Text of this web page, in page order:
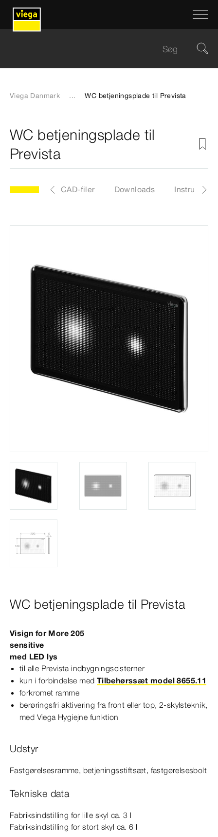
Viega Danmark ... WC betjeningsplade til Prevista
WC betjeningsplade til
Prevista
Artikler CAD-filer Downloads
WC betjeningsplade til Prevista
Visign for More 205
sensitive
med LED lys
til alle Prevista indbygnings­cisterner
kun i forbindelse med Tilbehørssæt model 8655.11
forkromet ramme
berøringsfri aktivering fra front eller top, 2-skylsteknik,
med Viega Hygiejne funktion
Udstyr
Fastgørelsesramme, betjeningsstiftsæt, fastgørelsesbolt
Tekniske data
Fabriksindstilling for lille skyl ca. 3 l
Fabriksindstilling for stort skyl ca. 6 l